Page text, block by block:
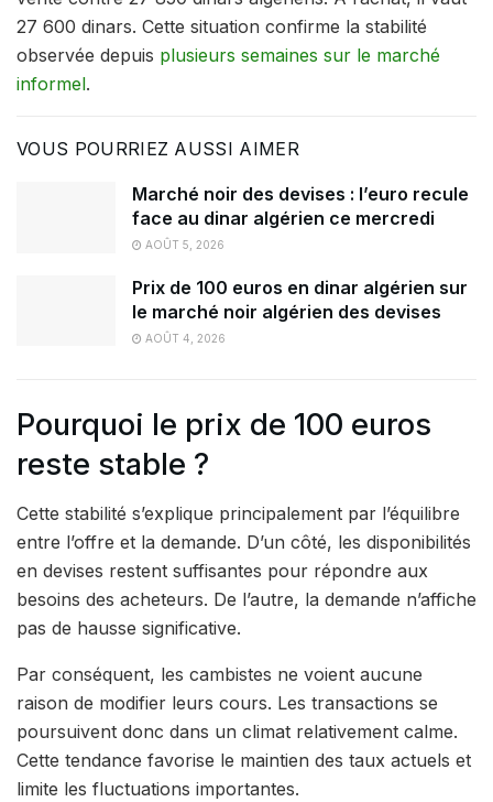
27 600 dinars. Cette situation confirme la stabilité
observée depuis plusieurs semaines sur le marché
informel.
VOUS POURRIEZ AUSSI AIMER
Marché noir des devises : l’euro recule
face au dinar algérien ce mercredi
AOÛT 5, 2026
Prix de 100 euros en dinar algérien sur
le marché noir algérien des devises
AOÛT 4, 2026
Pourquoi le prix de 100 euros
reste stable ?
Cette stabilité s’explique principalement par l’équilibre
entre l’offre et la demande. D’un côté, les disponibilités
en devises restent suffisantes pour répondre aux
besoins des acheteurs. De l’autre, la demande n’affiche
pas de hausse significative.
Par conséquent, les cambistes ne voient aucune
raison de modifier leurs cours. Les transactions se
poursuivent donc dans un climat relativement calme.
Cette tendance favorise le maintien des taux actuels et
limite les fluctuations importantes.